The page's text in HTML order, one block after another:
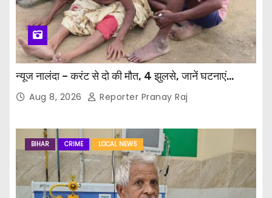
न्यूज नालंदा – करंट से दो की मौत, 4 झुलसे, जानें घटनाएं…
Aug 8, 2026 Reporter Pranay Raj
BIHAR CRIME LOCAL NEWS